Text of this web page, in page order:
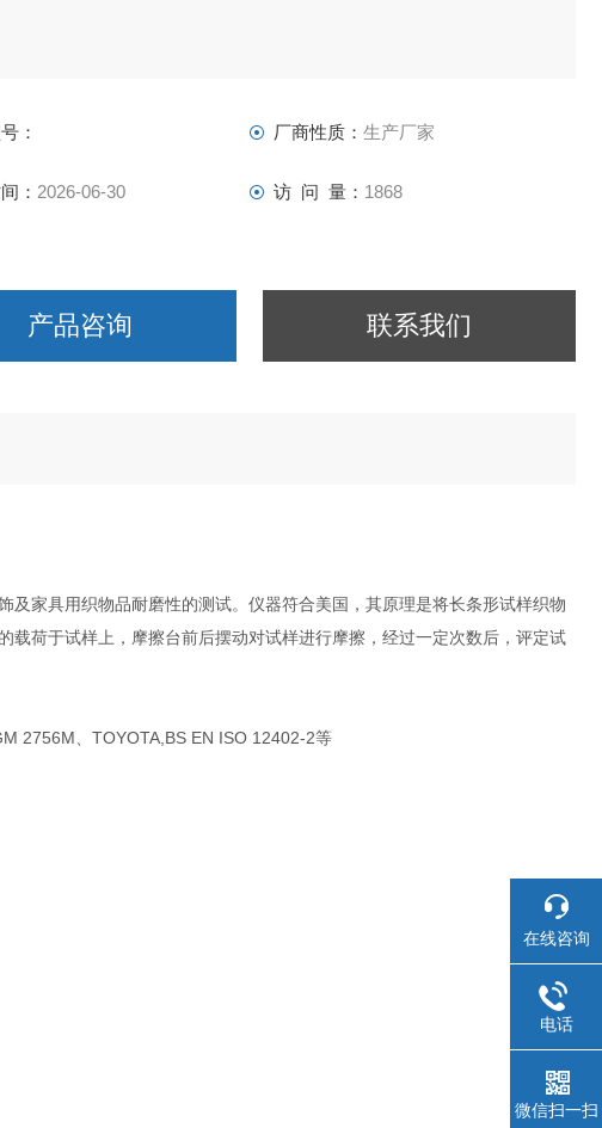
： 厂商性质： 生产厂家
： 2026-06-30 访 问 量： 1868
产品咨询 联系我们
家具用织物品耐磨性的测试。仪器符合美国，其原理是将长条形试样织物
荷于试样上，摩擦台前后摆动对试样进行摩擦，经过一定次数后，评定试
2756M、TOYOTA,BS EN ISO 12402-2等
在线咨询
电话
微信扫一扫